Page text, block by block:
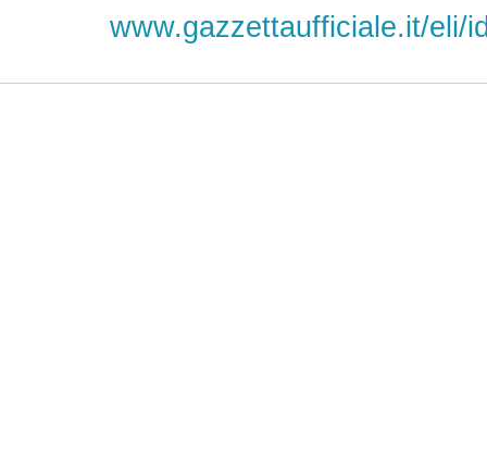
www.gazzettaufficiale.it/eli/